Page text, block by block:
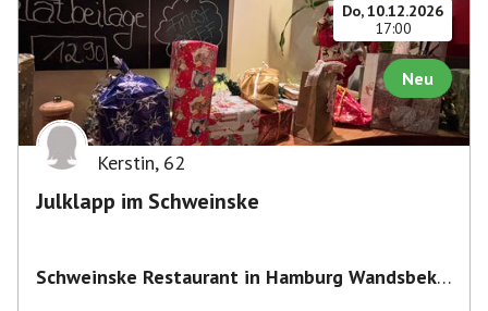
Do, 10.12.2026
17:00
Neu
Kerstin, 62
Julklapp im Schweinske
Schweinske Restaurant in Hamburg Wandsbek -